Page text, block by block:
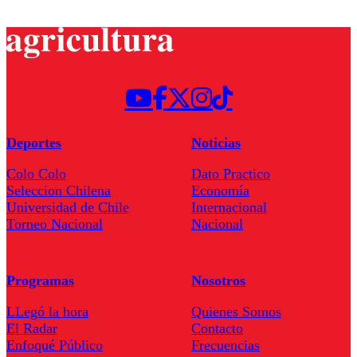
Deportes
Colo Colo
Seleccion Chilena
Universidad de Chile
Torneo Nacional
Noticias
Dato Practico
Economía
Internacional
Nacional
Programas
LLegó la hora
El Radar
Enfoqué Público
Nosotros
Quienes Somos
Contacto
Frecuencias